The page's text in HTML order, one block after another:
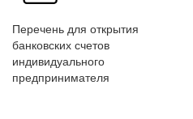
Перечень для открытия
банковских счетов
индивидуального
предпринимателя